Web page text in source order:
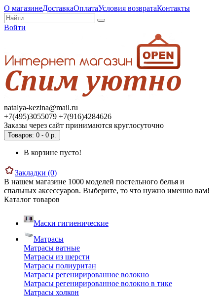
О магазинеДоставкаОплатаУсловия возвратаКонтакты
Войти
natalya-kezina@mail.ru
+7(495)3055079 +7(916)4284626
Заказы через сайт принимаются круглосуточно
Товаров: 0 - 0 р.
В корзине пусто!
Закладки (0)
В нашем магазине 1000 моделей постельного белья и
спальных аксессуаров. Выберите, то что нужно именно вам!
Каталог товаров
Маски гигиенические
Матрасы
Матрасы ватные
Матрасы из шерсти
Матрасы полиуритан
Матрасы регенирированное волокно
Матрасы регенирированное волокно в тике
Матрасы холкон